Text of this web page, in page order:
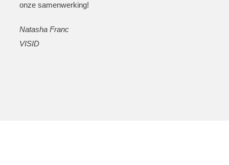
onze samenwerking!
Natasha Franc
VISID